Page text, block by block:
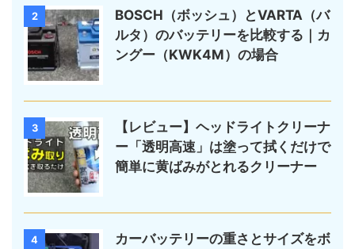
2
BOSCH（ボッシュ）とVARTA（バ
ルタ）のバッテリーを比較する｜カ
ングー（KWK4M）の場合
3
【レビュー】ヘッドライトクリーナ
ー「透明高速」は塗って拭くだけで
簡単に黄ばみがとれるクリーナー
4
カーバッテリーの重さとサイズをボ